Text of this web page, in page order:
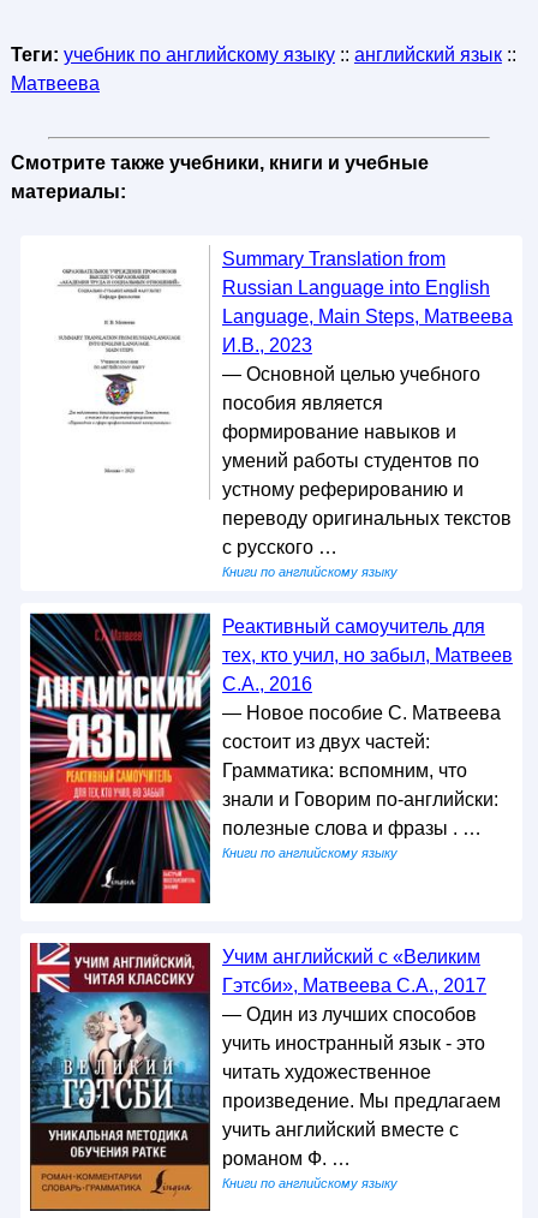
Теги: учебник по английскому языку:: английский язык::
Матвеева
Смотрите также учебники, книги и учебные
материалы:
Summary Translation from
Russian Language into English
Language, Main Steps, Матвеева
И.В., 2023
— Основной целью учебного
пособия является
формирование навыков и
умений работы студентов по
устному реферированию и
переводу оригинальных текстов
с русского …
Книги по английскому языку
Реактивный самоучитель для
тех, кто учил, но забыл, Матвеев
С.А., 2016
— Новое пособие С. Матвеева
состоит из двух частей:
Грамматика: вспомним, что
знали и Говорим по-английски:
полезные слова и фразы . …
Книги по английскому языку
Учим английский с «Великим
Гэтсби», Матвеева С.А., 2017
— Один из лучших способов
учить иностранный язык - это
читать художественное
произведение. Мы предлагаем
учить английский вместе с
романом Ф. …
Книги по английскому языку